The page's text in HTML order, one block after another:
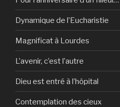
Dynamique de l’Eucharistie
Magnificat à Lourdes
L’avenir, c’est l’autre
Dieu est entré à l’hôpital
Contemplation des cieux